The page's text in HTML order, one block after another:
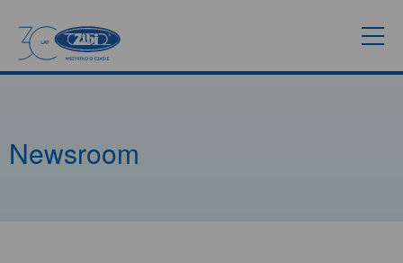
Newsroom